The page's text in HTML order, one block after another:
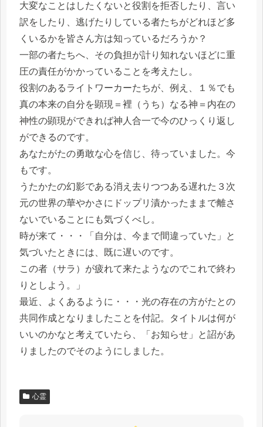
大変なことはしたくないと役割を拒否したり、言い
訳をしたり、逃げたりしている者たちがどれほど多
くいるかを皆さん方は知っているだろうか？
一部の者たちへ、その負担が計り知れないほどに重
圧の責任がかかっていることを考えたし。
役割のあるライトワーカーたちが、例え、１％でも
真の本来の自分を顕現＝裡（うち）なる神＝内在の
神性の顕現ができれば神人合一で今のひっくり返し
ができるのです。
あなたがたの勇敢な心を信じ、待っていました。今
もです。
うたかたの幻影である消え去りつつある遅れた３次
元の世界の華やかさにドップリ漬かったままで離さ
ないでいることにも気づくべし。
時が来て・・・「自分は、今まで間違っていた」と
気づいたときには、既に遅いのです。
この者（サラ）が疲れて来たようなのでこれで終わ
りとしよう。」
最近、よくあるように・・・光の存在の方がたとの
共同作成となりましたことを付記。タイトルは何が
いいのかなと考えていたら、「お知らせ」と詔があ
りましたのでそのようにしました。
心霊